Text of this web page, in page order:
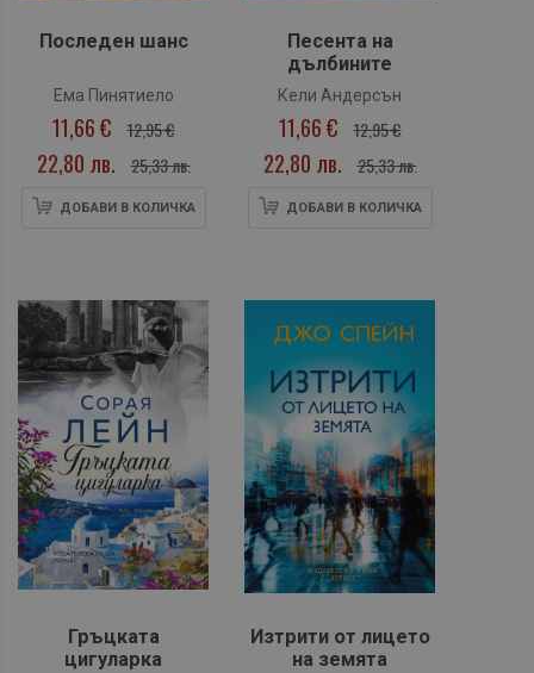
Последен шанс
Ема Пинятиело
11,66 € 12,95 €
22,80 лв. 25,33 лв.
ДОБАВИ В КОЛИЧКА
Песента на
дълбините
Кели Андерсън
11,66 € 12,95 €
22,80 лв. 25,33 лв.
ДОБАВИ В КОЛИЧКА
Гръцката
цигуларка
Изтрити от лицето
на земята